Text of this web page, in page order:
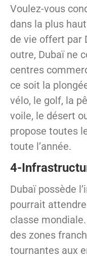
Voulez-vous
dans la plus
de vie offert par
outre, Dubaï ne
centres
ce soit la
vélo, le golf, la
voile, le désert
propose toutes
toute l’année.
4-
Dubaï possède
pourrait attendre
classe
des zones
tournantes aux